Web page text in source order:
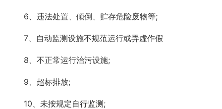
6、违法处置、倾倒、贮存危险废物等;
7、自动监测设施不规范运行或弄虚作假
8、不正常运行治污设施;
9、超标排放;
10、未按规定自行监测;